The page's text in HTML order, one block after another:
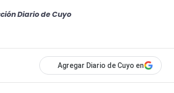
Diario de Cuyo
Agregar Diario de Cuyo en